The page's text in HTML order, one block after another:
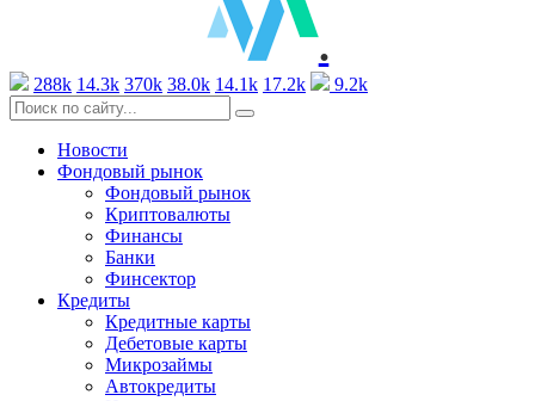
.
288k 14.3k 370k 38.0k 14.1k 17.2k 9.2k
Новости
Фондовый рынок
Фондовый рынок
Криптовалюты
Финансы
Банки
Финсектор
Кредиты
Кредитные карты
Дебетовые карты
Микрозаймы
Автокредиты